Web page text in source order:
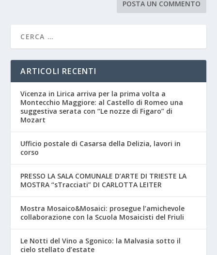
ARTICOLI RECENTI
Vicenza in Lirica arriva per la prima volta a
Montecchio Maggiore: al Castello di Romeo una
suggestiva serata con “Le nozze di Figaro” di
Mozart
Ufficio postale di Casarsa della Delizia, lavori in
corso
PRESSO LA SALA COMUNALE D’ARTE DI TRIESTE LA
MOSTRA “sTracciati” DI CARLOTTA LEITER
Mostra Mosaico&Mosaici: prosegue l’amichevole
collaborazione con la Scuola Mosaicisti del Friuli
Le Notti del Vino a Sgonico: la Malvasia sotto il
cielo stellato d’estate